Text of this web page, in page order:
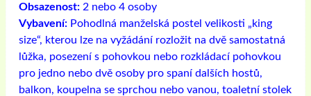
Obsazenost: 2 nebo 4 osoby
Vybavení: Pohodlná manželská postel velikosti „king
size“, kterou lze na vyžádání rozložit na dvě samostatná
lůžka, posezení s pohovkou nebo rozkládací pohovkou
pro jedno nebo dvě osoby pro spaní dalších hostů,
balkon, koupelna se sprchou nebo vanou, toaletní stolek